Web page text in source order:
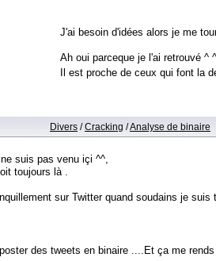
J'ai besoin d'idées alors je me
Ah oui parceque je l'ai retrouvé ^ ^
Il est proche de ceux qui font la
Divers /Cracking /Analyse de binaire
suis pas venu içi ^^,
toujours là .
sur Twitter quand soudains je
des tweets en binaire ....Et ça me